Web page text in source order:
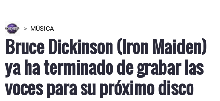
MÚSICA
Bruce Dickinson (Iron Maiden)
ya ha terminado de grabar las
voces para su próximo disco